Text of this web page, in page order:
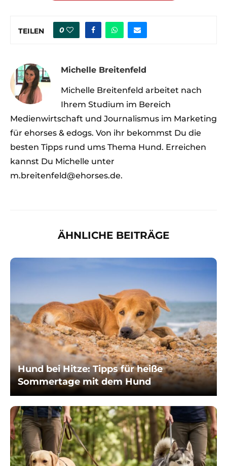
TEILEN 0
Michelle Breitenfeld
Michelle Breitenfeld arbeitet nach
Ihrem Studium im Bereich
Medienwirtschaft und Journalismus im Marketing
für ehorses & edogs. Von ihr bekommst Du die
besten Tipps rund ums Thema Hund. Erreichen
kannst Du Michelle unter
m.breitenfeld@ehorses.de.
ÄHNLICHE BEITRÄGE
Hund bei Hitze: Tipps für heiße
Sommertage mit dem Hund